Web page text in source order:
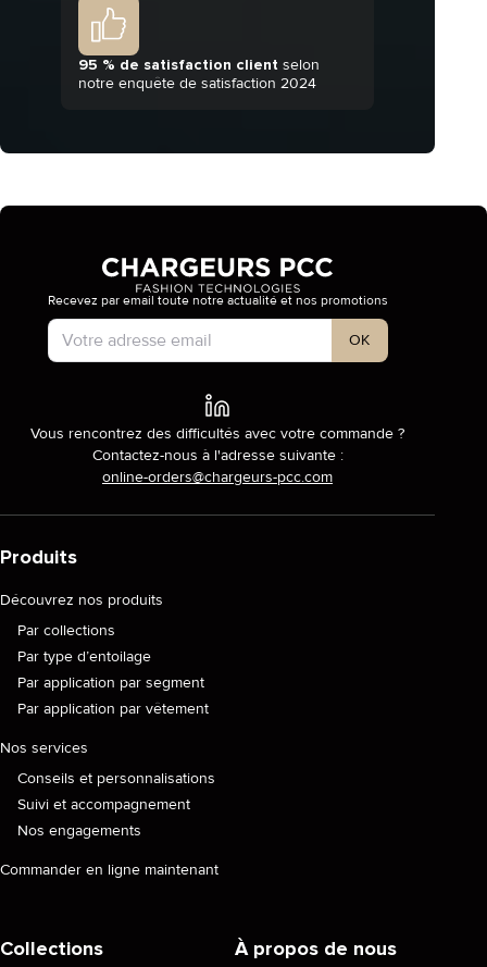
95 % de satisfaction client selon
notre enquête de satisfaction 2024
Type de compte
Recevez par email toute notre actualité et nos promotions
OK
Vous rencontrez des difficultés avec votre commande ?
Contactez-nous à l'adresse suivante :
online-orders@chargeurs-pcc.com
Produits
Découvrez nos produits
Par collections
Par type d’entoilage
Par application par segment
Par application par vêtement
Nos services
Conseils et personnalisations
Suivi et accompagnement
Nos engagements
Commander en ligne maintenant
Collections À propos de nous